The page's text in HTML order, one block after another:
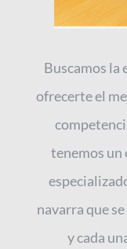
Buscamos la
ofrecerte el
tenemos
navarra que
y cada